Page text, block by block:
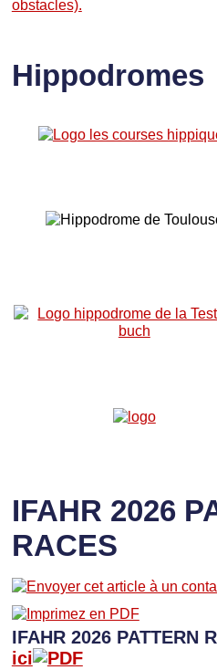
obstacles).
Hippodromes
IFAHR 2026
RACES
IFAHR 2026 PATTERN
ici